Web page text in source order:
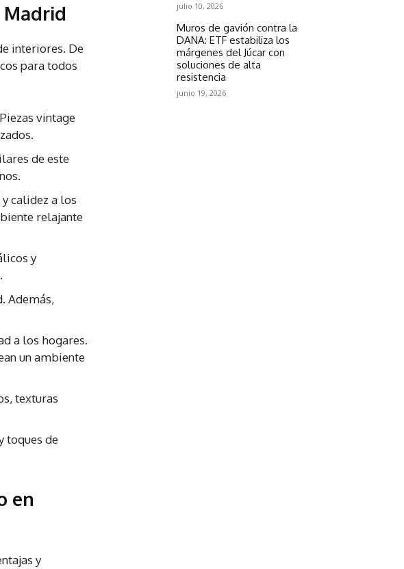
interiores. De
para todos
vintage
de este
calidez a los
relajante
y
Además,
a los hogares.
un ambiente
texturas
toques de
en
y
julio 10, 2026
Muros de gavión contra la
DANA: ETF estabiliza los
márgenes del Júcar con
soluciones de alta
resistencia
junio 19, 2026